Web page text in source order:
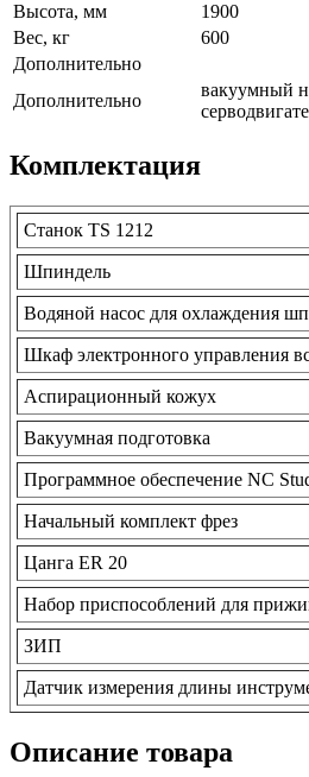
Высота, мм
1900
Вес, кг
600
Дополнительно
Дополнительно
вакуумный
Комплектация
Станок TS 1212
Шпиндель
Водяной насос для охлаждения
Шкаф электронного управления
Аспирационный кожух
Вакуумная подготовка
Программное обеспечение NC
Начальный комплект фрез
Цанга ER 20
Набор приспособлений для
ЗИП
Датчик измерения длины
Описание товара